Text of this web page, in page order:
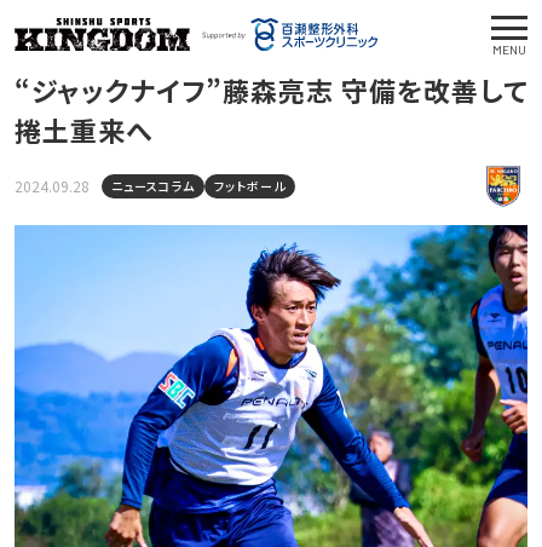
MENU
“ジャックナイフ”藤森亮志 守備を改善して
捲土重来へ
2024.09.28 ニュースコラム フットボール